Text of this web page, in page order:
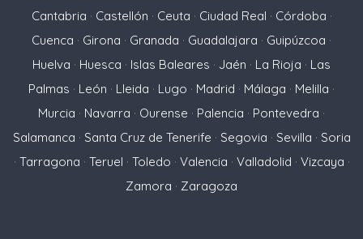
Cantabria · Castellón · Ceuta · Ciudad Real · Córdoba ·
Cuenca · Girona · Granada · Guadalajara · Guipúzcoa ·
Huelva · Huesca · Islas Baleares · Jaén · La Rioja · Las
Palmas · León · Lleida · Lugo · Madrid · Málaga · Melilla ·
Murcia · Navarra · Ourense · Palencia · Pontevedra ·
Salamanca · Santa Cruz de Tenerife · Segovia · Sevilla · Soria
· Tarragona · Teruel · Toledo · Valencia · Valladolid · Vizcaya ·
Zamora · Zaragoza